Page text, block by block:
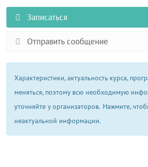
Записаться
Отправить сообщение
Характеристики, актуальность курса,
меняться, поэтому всю необходимую
уточняйте у организаторов. Нажмите,
неактуальной информации.